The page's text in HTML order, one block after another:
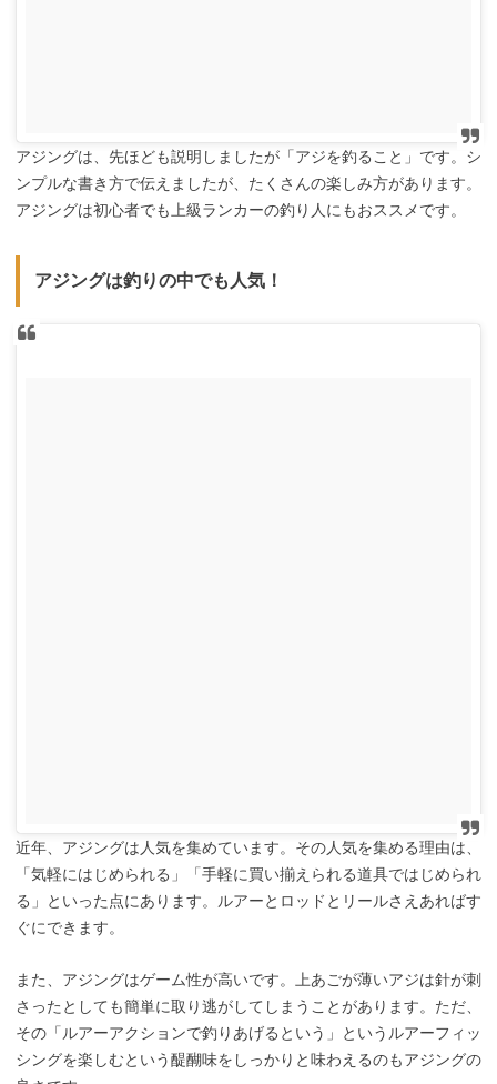
アジングは、先ほども説明しましたが「アジを釣ること」です。シ
ンプルな書き方で伝えましたが、たくさんの楽しみ方があります。
アジングは初心者でも上級ランカーの釣り人にもおススメです。
アジングは釣りの中でも人気！
近年、アジングは人気を集めています。その人気を集める理由は、
「気軽にはじめられる」「手軽に買い揃えられる道具ではじめられ
る」といった点にあります。ルアーとロッドとリールさえあればす
ぐにできます。
また、アジングはゲーム性が高いです。上あごが薄いアジは針が刺
さったとしても簡単に取り逃がしてしまうことがあります。ただ、
その「ルアーアクションで釣りあげるという」というルアーフィッ
シングを楽しむという醍醐味をしっかりと味わえるのもアジングの